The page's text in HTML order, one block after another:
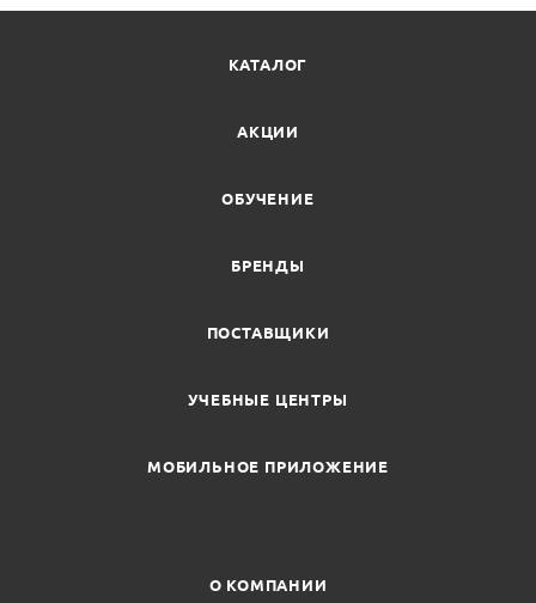
КАТАЛОГ
АКЦИИ
ОБУЧЕНИЕ
БРЕНДЫ
ПОСТАВЩИКИ
УЧЕБНЫЕ ЦЕНТРЫ
МОБИЛЬНОЕ ПРИЛОЖЕНИЕ
О КОМПАНИИ